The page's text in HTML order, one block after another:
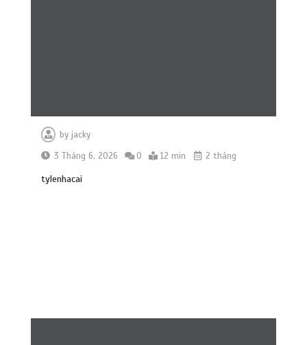
byjacky
3 Tháng 6, 2026
0 12 min 2 tháng
tylenhacai